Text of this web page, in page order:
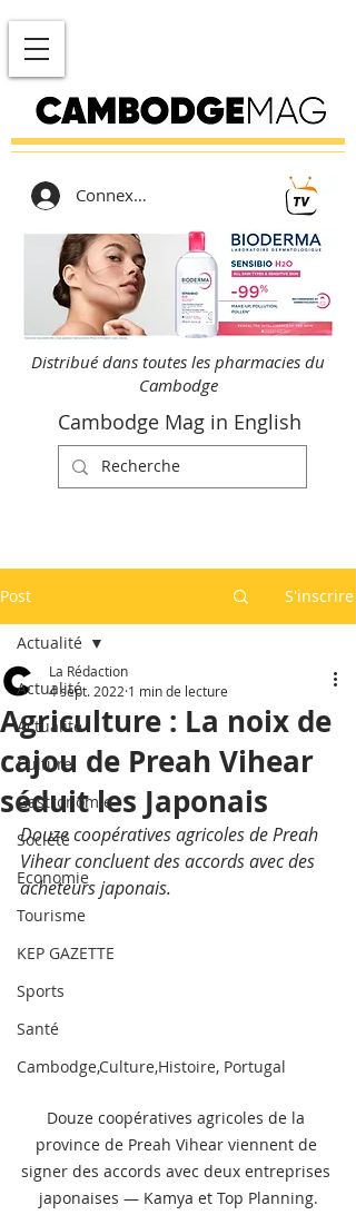
Connexion
Distribué dans toutes les pharmacies du
Cambodge
Cambodge Mag in English
Post S'inscrire
Actualité
Actualité
Culture
Gastronomie
Société
Economie
Tourisme
KEP GAZETTE
Sports
Santé
Cambodge,Culture,Histoire, Portugal
Actualité
Agriculture : La noix de
cajou de Preah Vihear
séduit les Japonais
La Rédaction
4 sept. 2022 1 min de lecture
Douze coopératives agricoles de Preah
Vihear concluent des accords avec des
acheteurs japonais.
Douze coopératives agricoles de la
province de Preah Vihear viennent de
signer des accords avec deux entreprises
japonaises — Kamya et Top Planning.